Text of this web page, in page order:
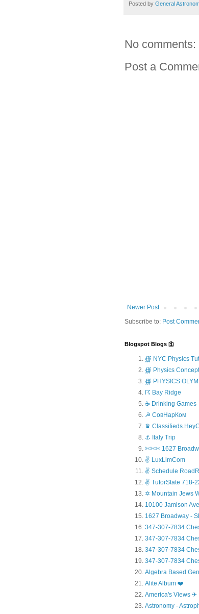
Posted by General
No comments:
Post a
Newer Post
Subscribe to: Post
Blogspot Blogs 🛐
∰ NYC Physics
∰ Physics
∰ PHYSICS
☈ Bay Ridge
☕ Drinking Games
☭ СовНарКом
♛
⚓ Italy Trip
✄✄✄ 1627
✌ LuxLimCom
✌ Schedule
✌ TutorState 718-
✡ Mountain Jews
10100 Jamison
1627 Broadway -
347-307-7834
347-307-7834
347-307-7834
347-307-7834
Algebra Based
Alite Album ❤️
America's Views ✈
Astronomy -